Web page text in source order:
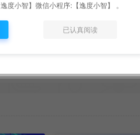
度小智】微信小程序:【逸度小智】 。
已认真阅读